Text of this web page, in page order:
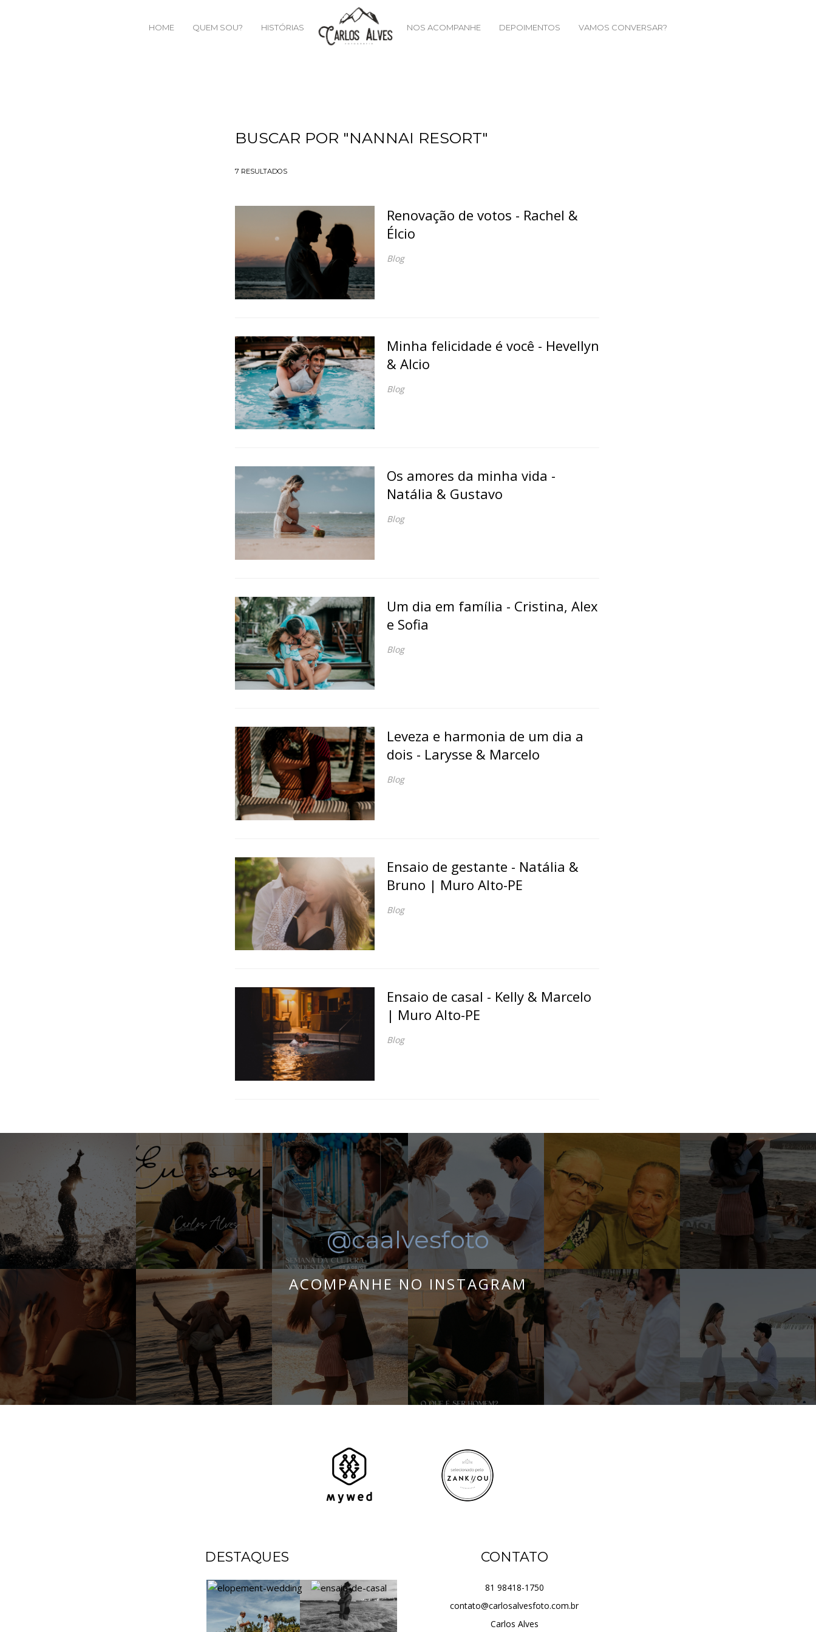
HOME QUEM SOU? HISTÓRIAS NOS ACOMPANHE DEPOIMENTOS VAMOS CONVERSAR?
BUSCAR POR "NANNAI RESORT"
7 RESULTADOS
Renovação de votos - Rachel &
Élcio
Blog
Minha felicidade é você - Hevellyn
& Alcio
Blog
Os amores da minha vida -
Natália & Gustavo
Blog
Um dia em família - Cristina, Alex
e Sofia
Blog
Leveza e harmonia de um dia a
dois - Larysse & Marcelo
Blog
Ensaio de gestante - Natália &
Bruno | Muro Alto-PE
Blog
Ensaio de casal - Kelly & Marcelo
| Muro Alto-PE
Blog
@caalvesfoto
ACOMPANHE NO INSTAGRAM
DESTAQUES CONTATO
81 98418-1750
contato@carlosalvesfoto.com.br
Carlos Alves